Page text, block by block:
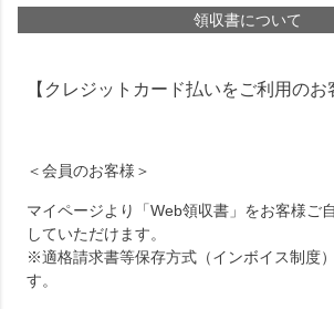
領収書について
【クレジットカード払いをご利用のお
＜会員のお客様＞
マイページより「Web領収書」をお客様ご
していただけます。
※適格請求書等保存方式（インボイス制度
す。